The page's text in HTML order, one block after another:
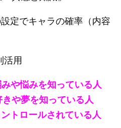
定でキャラの確率（内容
活用
悩みを知っている人
や夢を知っている人
トロールされている人